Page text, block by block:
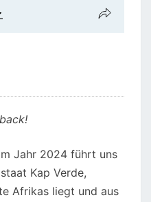
Jahr 2024 führt uns
Kap Verde,
Afrikas liegt und aus